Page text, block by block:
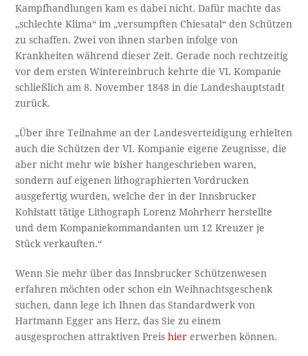
Kampfhandlungen kam es dabei nicht. Dafür machte das
„schlechte Klima“ im „versumpften Chiesatal“ den Schützen
zu schaffen. Zwei von ihnen starben infolge von
Krankheiten während dieser Zeit. Gerade noch rechtzeitig
vor dem ersten Wintereinbruch kehrte die VI. Kompanie
schließlich am 8. November 1848 in die Landeshauptstadt
zurück.
„Über ihre Teilnahme an der Landesverteidigung erhielten
auch die Schützen der VI. Kompanie eigene Zeugnisse, die
aber nicht mehr wie bisher hangeschrieben waren,
sondern auf eigenen lithographierten Vordrucken
ausgefertig wurden, welche der in der Innsbrucker
Kohlstatt tätige Lithograph Lorenz Mohrherr herstellte
und dem Kompaniekommandanten um 12 Kreuzer je
Stück verkauften.“
Wenn Sie mehr über das Innsbrucker Schützenwesen
erfahren möchten oder schon ein Weihnachtsgeschenk
suchen, dann lege ich Ihnen das Standardwerk von
Hartmann Egger ans Herz, das Sie zu einem
ausgesprochen attraktiven Preishiererwerben können.